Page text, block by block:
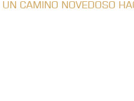
UN CAMINO NOVEDOSO